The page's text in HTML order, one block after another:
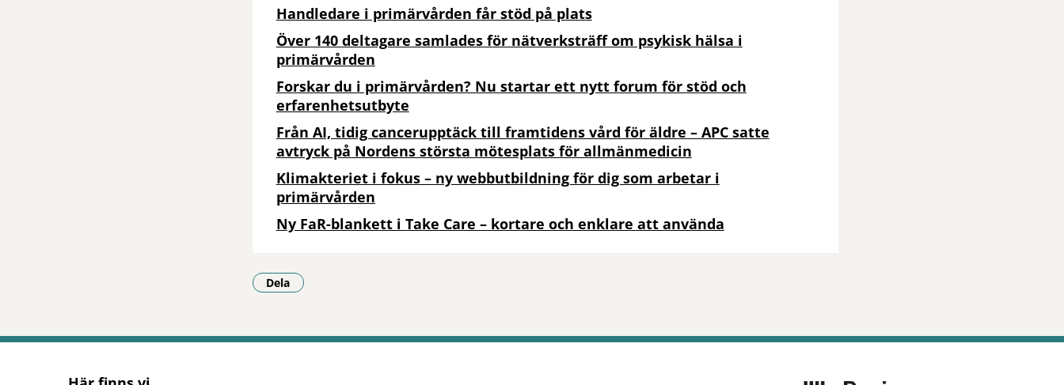
Handledare i primärvården får stöd på plats
Över 140 deltagare samlades för nätverksträff om psykisk hälsa i
primärvården
Forskar du i primärvården? Nu startar ett nytt forum för stöd och
erfarenhetsutbyte
Från AI, tidig cancerupptäck till framtidens vård för äldre – APC satte
avtryck på Nordens största mötesplats för allmänmedicin
Klimakteriet i fokus – ny webbutbildning för dig som arbetar i
primärvården
Ny FaR-blankett i Take Care – kortare och enklare att använda
Dela
- Klicka för att öppna delningsalternativ.